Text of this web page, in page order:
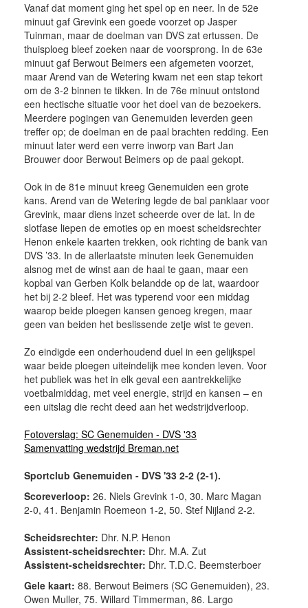
Vanaf dat moment ging het spel op en neer. In de 52e
minuut gaf Grevink een goede voorzet op Jasper
Tuinman, maar de doelman van DVS zat ertussen. De
thuisploeg bleef zoeken naar de voorsprong. In de 63e
minuut gaf Berwout Beimers een afgemeten voorzet,
maar Arend van de Wetering kwam net een stap tekort
om de 3-2 binnen te tikken. In de 76e minuut ontstond
een hectische situatie voor het doel van de bezoekers.
Meerdere pogingen van Genemuiden leverden geen
treffer op; de doelman en de paal brachten redding. Een
minuut later werd een verre inworp van Bart Jan
Brouwer door Berwout Beimers op de paal gekopt.
Ook in de 81e minuut kreeg Genemuiden een grote
kans. Arend van de Wetering legde de bal panklaar voor
Grevink, maar diens inzet scheerde over de lat. In de
slotfase liepen de emoties op en moest scheidsrechter
Henon enkele kaarten trekken, ook richting de bank van
DVS ’33. In de allerlaatste minuten leek Genemuiden
alsnog met de winst aan de haal te gaan, maar een
kopbal van Gerben Kolk belandde op de lat, waardoor
het bij 2-2 bleef. Het was typerend voor een middag
waarop beide ploegen kansen genoeg kregen, maar
geen van beiden het beslissende zetje wist te geven.
Zo eindigde een onderhoudend duel in een gelijkspel
waar beide ploegen uiteindelijk mee konden leven. Voor
het publiek was het in elk geval een aantrekkelijke
voetbalmiddag, met veel energie, strijd en kansen – en
een uitslag die recht deed aan het wedstrijdverloop.
Fotoverslag: SC Genemuiden - DVS '33
Samenvatting wedstrijd Breman.net
Sportclub Genemuiden - DVS '33 2-2 (2-1).
Scoreverloop: 26. Niels Grevink 1-0, 30. Marc Magan
2-0, 41. Benjamin Roemeon 1-2, 50. Stef Nijland 2-2.
Scheidsrechter: Dhr. N.P. Henon
Assistent-scheidsrechter: Dhr. M.A. Zut
Assistent-scheidsrechter: Dhr. T.D.C. Beemsterboer
Gele kaart: 88. Berwout Beimers (SC Genemuiden), 23.
Owen Muller, 75. Willard Timmerman, 86. Largo